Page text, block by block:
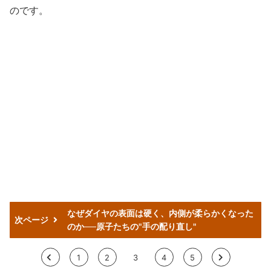
のです。
次ページ
なぜダイヤの表面は硬く、内側が柔らかくなった
のか──原子たちの"手の配り直し"
< 1 2 3 4 5 >